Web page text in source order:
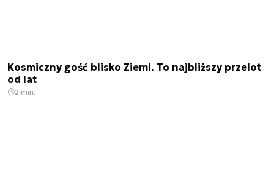
Kosmiczny gość blisko Ziemi. To najbliższy przelot
od lat
2 min.